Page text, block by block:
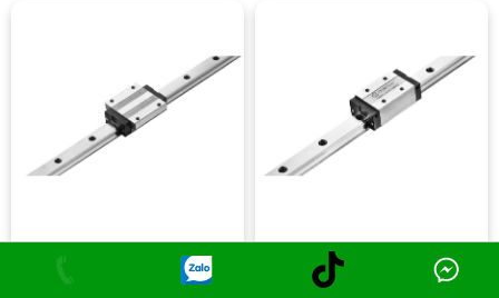
THANH TRƯỢT VÀ CON
TRƯỢT VUÔNG TBI MOTION
THANH TRƯỢT VÀ CON
TRƯỢT VUÔNG TBI MOTION